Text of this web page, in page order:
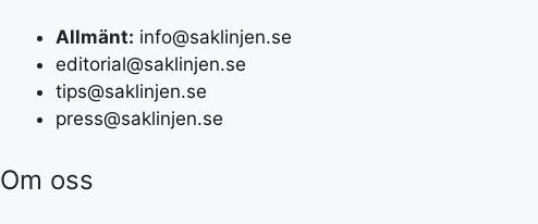
Allmänt: info@saklinjen.se
editorial@saklinjen.se
tips@saklinjen.se
press@saklinjen.se
Om oss